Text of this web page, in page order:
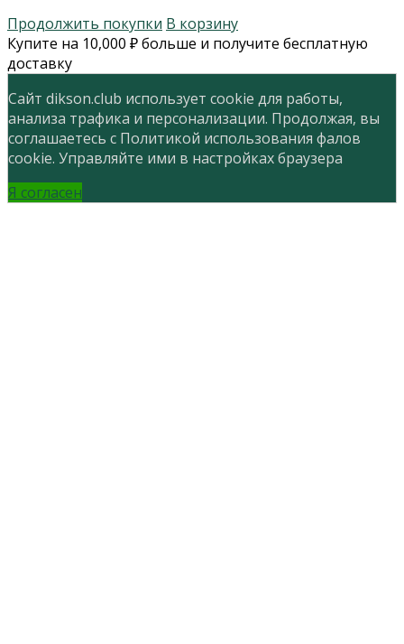
Продолжить покупки В корзину
Купите на 10,000 ₽больше и получите бесплатную
доставку
Сайт dikson.club использует cookie для работы,
анализа трафика и персонализации. Продолжая, вы
соглашаетесь с Политикой использования фалов
cookie. Управляйте ими в настройках браузера
Я согласен